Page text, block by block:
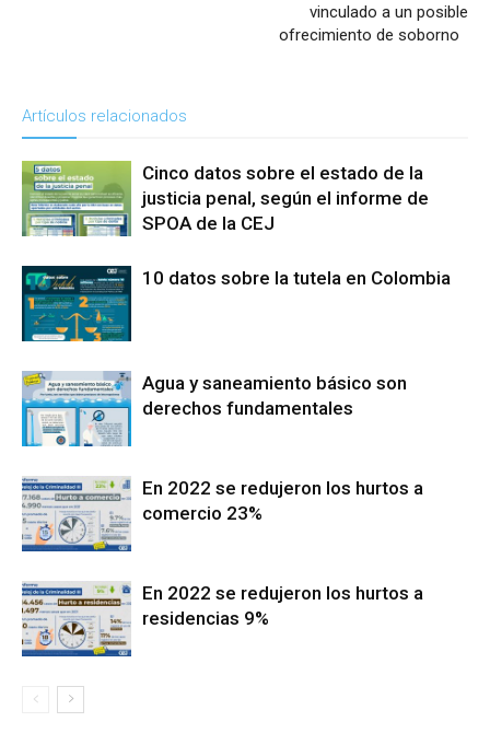
vinculado a un posible
ofrecimiento de soborno
Artículos relacionados
Cinco datos sobre el estado de la
justicia penal, según el informe de
SPOA de la CEJ
10 datos sobre la tutela en Colombia
Agua y saneamiento básico son
derechos fundamentales
En 2022 se redujeron los hurtos a
comercio 23%
En 2022 se redujeron los hurtos a
residencias 9%